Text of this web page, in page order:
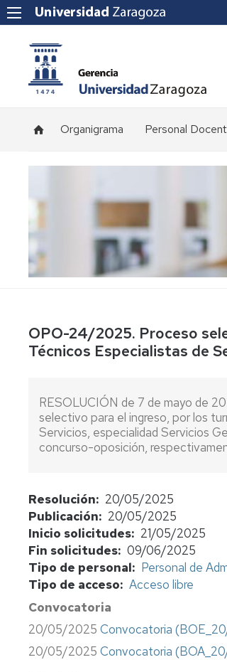
Organigrama Personal
de
concursos
Normativa
concursos
Consulta
sustitutos
Normativa
del
profesorado
Retribuciones
Jubilación
funcionarios
Información
sindical
OPO-24/2025. Proceso
Técnicos Especialistas de
RESOLUCIÓN de 7 de mayo de
selectivo para el ingreso, por los
Servicios, especialidad Servicios
concurso-oposición,
Resolución
20/05/2025
Publicación
20/05/2025
Inicio solicitudes
21/05/2025
Fin solicitudes 09/06/2025
Tipo de personal
Personal de
Tipo de acceso
Acceso libre
Convocatoria
20/05/2025 Convocatoria
20/05/2025 Convocatoria